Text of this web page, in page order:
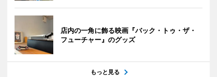
店内の一角に飾る映画『バック・トゥ・ザ・
フューチャー』のグッズ
もっと見る